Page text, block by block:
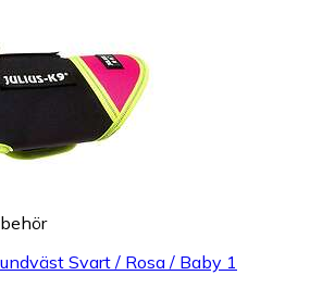
Svart / Rosa / Baby 1